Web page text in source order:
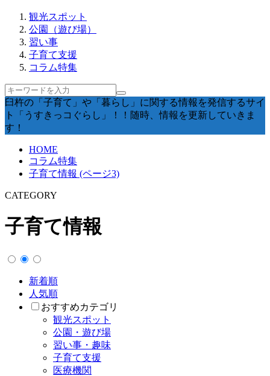
観光スポット
公園（遊び場）
習い事
子育て支援
コラム特集
臼杵の「子育て」や「暮らし」に関する情報を発信するサイ
ト「うすきっコぐらし」！！随時、情報を更新していきま
す！
HOME
コラム特集
子育て情報 (ページ3)
CATEGORY
子育て情報
新着順
人気順
おすすめカテゴリ
観光スポット
公園・遊び場
習い事・趣味
子育て支援
医療機関